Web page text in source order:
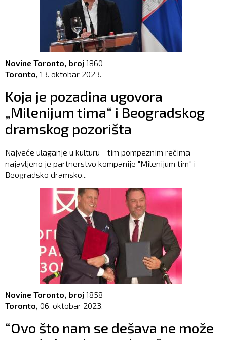
Novine Toronto, broj 1860
Toronto, 13. oktobar 2023.
Koja je pozadina ugovora
„Milenijum tima“ i Beogradskog
dramskog pozorišta
Najveće ulaganje u kulturu - tim pompeznim rečima
najavljeno je partnerstvo kompanije "Milenijum tim" i
Beogradsko dramsko...
Novine Toronto, broj 1858
Toronto, 06. oktobar 2023.
“Ovo što nam se dešava ne može